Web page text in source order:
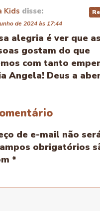
Kids disse:
de 2024 às 17:44
alegria é ver que as
gostam do que
com tanto
Angela! Deus a
de e-mail não
obrigatórios
*